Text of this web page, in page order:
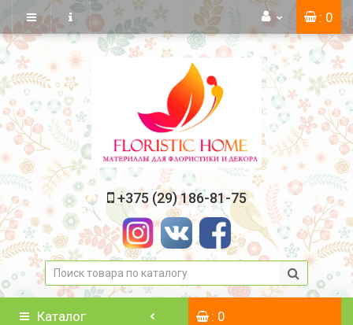
: 0
+375 (29) 186-81-75
Каталог : 0